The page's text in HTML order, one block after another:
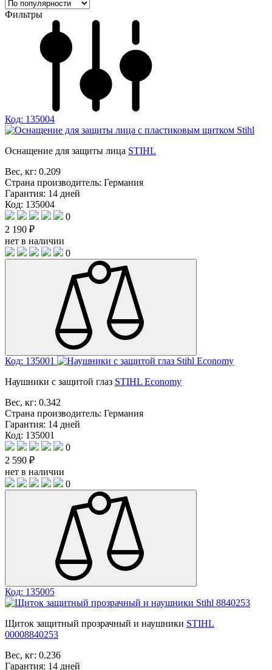
Фильтры
Код: 135004
Оснащение для защиты лица STIHL
Вес, кг: 0.209
Страна производитель: Германия
Гарантия: 14 дней
Код: 135004
0
2 190 ₽
нет в наличии
0
Код: 135001
Наушники с защитой глаз STIHL Economy
Вес, кг: 0.342
Страна производитель: Германия
Гарантия: 14 дней
Код: 135001
0
2 590 ₽
нет в наличии
0
Код: 135005
Щиток защитный прозрачный и наушники STIHL
00008840253
Вес, кг: 0.236
Гарантия: 14 дней